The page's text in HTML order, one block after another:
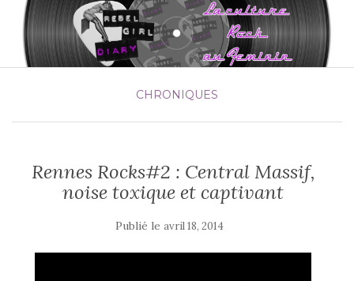
CHRONIQUES
Rennes Rocks#2 : Central Massif,
noise toxique et captivant
Publié le avril 18, 2014